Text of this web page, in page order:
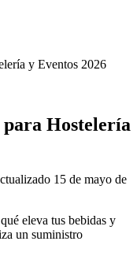
y Eventos 2026
Hostelería
15 de mayo de
eleva tus bebidas y
un suministro